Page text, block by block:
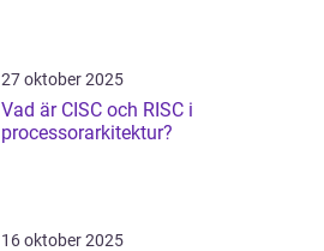
27 oktober 2025
Vad är CISC och RISC i
processorarkitektur?
16 oktober 2025